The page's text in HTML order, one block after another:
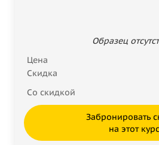
Образец
Цена
Скидка
Со скидкой
Забронировать
на этот курс